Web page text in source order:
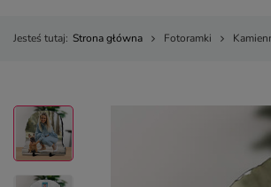
Jesteś tutaj: Strona główna Fotoramki